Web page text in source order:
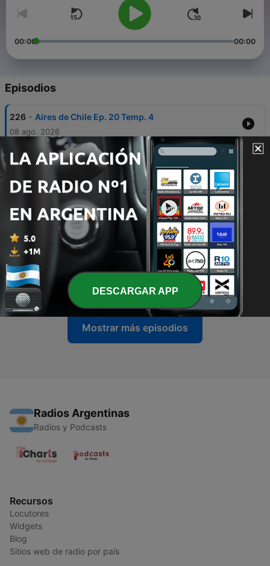
00:00 00:00
Episodios
226 - Aires de Chile Ep. 20 Temp. 4
08 ago. 2026
225 - Aires de Chile Ep. 19 Temp 4
224 - Aires de Chile Ep. 18 Temp. 4
24 jul. 2026
223 - Aires de Chile Ep. 17 Temp 4
18 jul. 2026
222 - Aires de Chile Ep. 16 Tem 4
11 jul. 2026
Mostrar más episodios
Radios Argentinas
Radios y Podcasts
Recursos
Locutores
Widgets
Blog
Sitios web de radio por país
DESCARGAR APP